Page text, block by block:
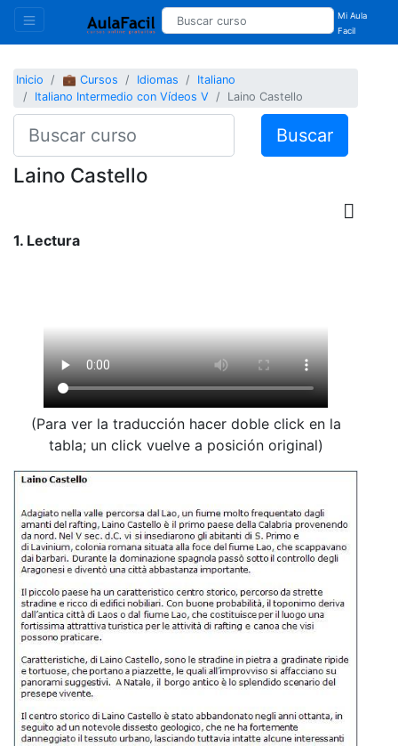
Mi Aula
Facil
Inicio 💼 Cursos Idiomas
Italiano
Italiano Intermedio con Vídeos V
Laino Castello
Buscar
Laino Castello
1. Lectura
(Para ver la traducción hacer doble click en la
tabla; un click vuelve a posición original)